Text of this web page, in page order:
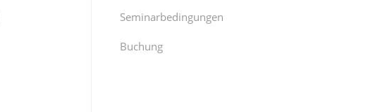
Seminarbedingungen
Buchung